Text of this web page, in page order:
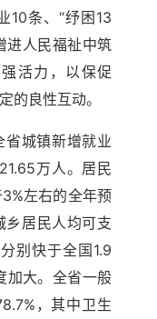
10条、“纾困13
进人民福祉中筑
活力，以保促
的良性互动。
省城镇新增就业
万人。居民
左右的全年预
乡居民人均可支
别快于全国1.9
加大。全省一般
，其中卫生